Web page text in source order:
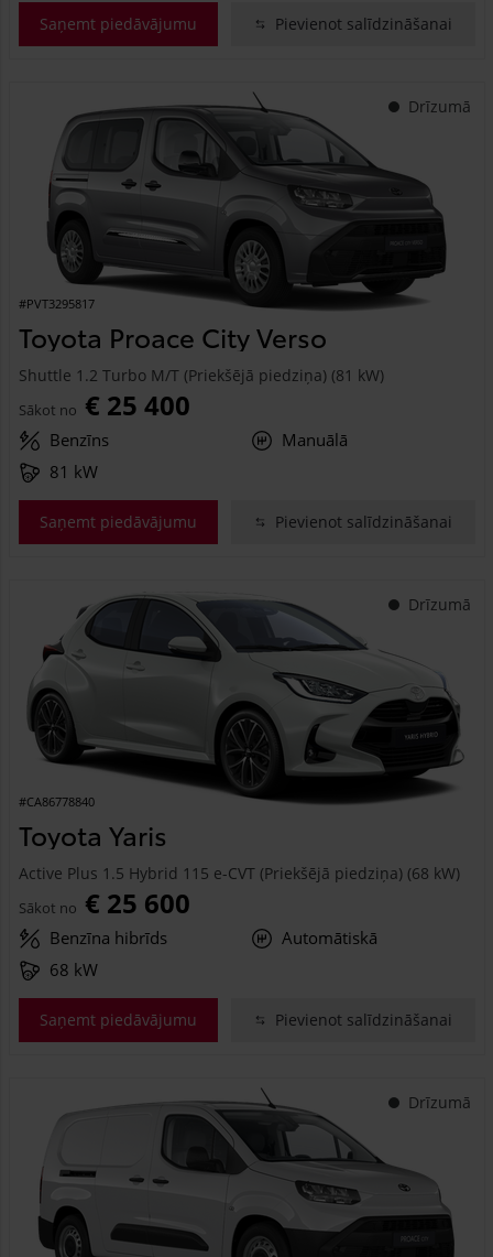
Saņemt piedāvājumu Pievienot salīdzināšanai
Drīzumā
#PVT3295817
Toyota Proace City Verso
Shuttle 1.2 Turbo M/T (Priekšējā piedziņa) (81 kW)
Sākot no € 25 400
Benzīns
Manuālā
81 kW
Saņemt piedāvājumu Pievienot salīdzināšanai
Drīzumā
#CA86778840
Toyota Yaris
Active Plus 1.5 Hybrid 115 e-CVT (Priekšējā piedziņa) (68 kW)
Sākot no € 25 600
Benzīna hibrīds
Automātiskā
68 kW
Saņemt piedāvājumu Pievienot salīdzināšanai
Drīzumā